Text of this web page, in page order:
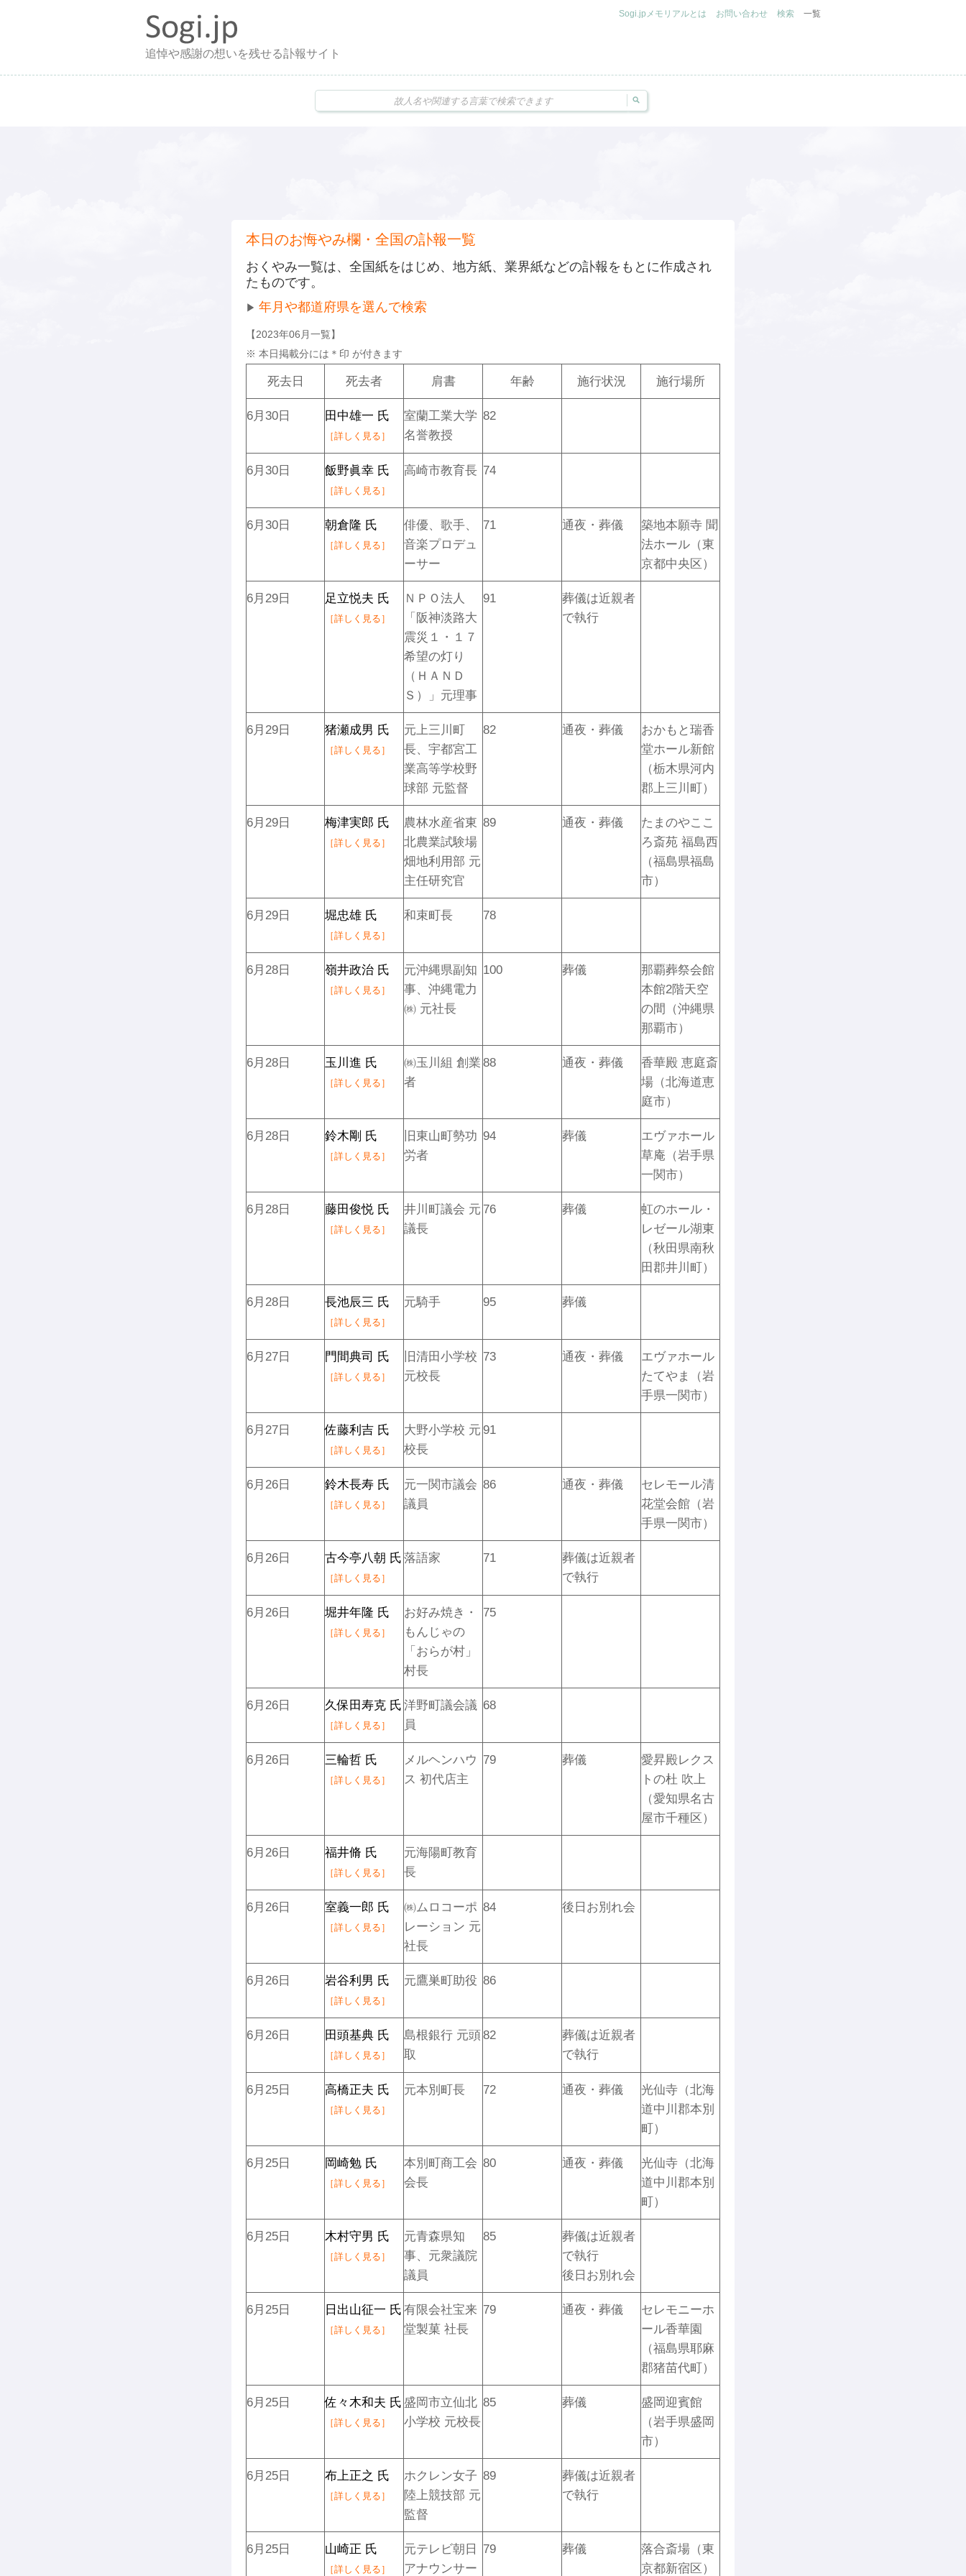
追悼や感謝の想いを残せる訃報サイト
Sogi.jpメモリアルとは お問い合わせ 検索 一覧
本日のお悔やみ欄・全国の訃報一覧
おくやみ一覧は、全国紙をはじめ、地方紙、業界紙などの訃報をもとに作成され
たものです。
▶ 年月や都道府県を選んで検索
【2023年06月一覧】
※ 本日掲載分には ＊ 印 が付きます
死去日 死去者 肩書 年齢 施行状況 施行場所
6月30日 田中雄一 氏
［詳しく見る］
室蘭工業大学
名誉教授
82
6月30日 飯野眞幸 氏
［詳しく見る］
高崎市教育長 74
6月30日 朝倉隆 氏
［詳しく見る］
俳優、歌手、
音楽プロデュ
ーサー
71 通夜・葬儀
築地本願寺 聞
法ホール（東
京都中央区）
6月29日 足立悦夫 氏
［詳しく見る］
ＮＰＯ法人
「阪神淡路大
震災１・１７
希望の灯り
（ＨＡＮＤ
Ｓ）」元理事
91
葬儀は近親者
で執行
6月29日 猪瀬成男 氏
［詳しく見る］
元上三川町
長、宇都宮工
業高等学校野
球部 元監督
82 通夜・葬儀
おかもと瑞香
堂ホール新館
（栃木県河内
郡上三川町）
6月29日 梅津実郎 氏
［詳しく見る］
農林水産省東
北農業試験場
畑地利用部 元
主任研究官
89 通夜・葬儀
たまのやここ
ろ斎苑 福島西
（福島県福島
市）
6月29日 堀忠雄 氏
［詳しく見る］
和束町長 78
6月28日 嶺井政治 氏
［詳しく見る］
元沖縄県副知
事、沖縄電力
㈱ 元社長
100 葬儀
那覇葬祭会館
本館2階天空
の間（沖縄県
那覇市）
6月28日 玉川進 氏
［詳しく見る］
㈱玉川組 創業
者
88 通夜・葬儀
香華殿 恵庭斎
場（北海道恵
庭市）
6月28日 鈴木剛 氏
［詳しく見る］
旧東山町勢功
労者
94 葬儀
エヴァホール
草庵（岩手県
一関市）
6月28日 藤田俊悦 氏
［詳しく見る］
井川町議会 元
議長
76 葬儀
虹のホール・
レゼール湖東
（秋田県南秋
田郡井川町）
6月28日 長池辰三 氏
［詳しく見る］
元騎手 95 葬儀
6月27日 門間典司 氏
［詳しく見る］
旧清田小学校
元校長
73 通夜・葬儀
エヴァホール
たてやま（岩
手県一関市）
6月27日 佐藤利吉 氏
［詳しく見る］
大野小学校 元
校長
91
6月26日 鈴木長寿 氏
［詳しく見る］
元一関市議会
議員
86 通夜・葬儀
セレモール清
花堂会館（岩
手県一関市）
6月26日 古今亭八朝 氏
［詳しく見る］
落語家 71
葬儀は近親者
で執行
6月26日 堀井年隆 氏
［詳しく見る］
お好み焼き・
もんじゃの
「おらが村」
村長
75
6月26日 久保田寿克 氏
［詳しく見る］
洋野町議会議
員
68
6月26日 三輪哲 氏
［詳しく見る］
メルヘンハウ
ス 初代店主
79 葬儀
愛昇殿レクス
トの杜 吹上
（愛知県名古
屋市千種区）
6月26日 福井脩 氏
［詳しく見る］
元海陽町教育
長
6月26日 室義一郎 氏
［詳しく見る］
㈱ムロコーポ
レーション 元
社長
84 後日お別れ会
6月26日 岩谷利男 氏
［詳しく見る］
元鷹巣町助役 86
6月26日 田頭基典 氏
［詳しく見る］
島根銀行 元頭
取
82
葬儀は近親者
で執行
6月25日 高橋正夫 氏
［詳しく見る］
元本別町長 72 通夜・葬儀
光仙寺（北海
道中川郡本別
町）
6月25日 岡崎勉 氏
［詳しく見る］
本別町商工会
会長
80 通夜・葬儀
光仙寺（北海
道中川郡本別
町）
6月25日 木村守男 氏
［詳しく見る］
元青森県知
事、元衆議院
議員
85
葬儀は近親者
で執行
後日お別れ会
6月25日 日出山征一 氏
［詳しく見る］
有限会社宝来
堂製菓 社長
79 通夜・葬儀
セレモニーホ
ール香華園
（福島県耶麻
郡猪苗代町）
6月25日 佐々木和夫 氏
［詳しく見る］
盛岡市立仙北
小学校 元校長
85 葬儀
盛岡迎賓館
（岩手県盛岡
市）
6月25日 布上正之 氏
［詳しく見る］
ホクレン女子
陸上競技部 元
監督
89
葬儀は近親者
で執行
6月25日 山崎正 氏
［詳しく見る］
元テレビ朝日
アナウンサー
79 葬儀
落合斎場（東
京都新宿区）